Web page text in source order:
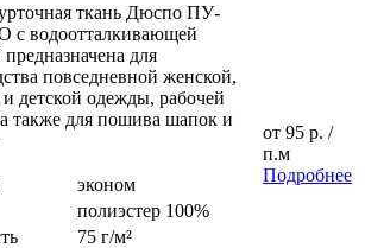
ткань Дюспо ПУ-
с водоотталкивающей
предназначена для
повседневной женской,
детской одежды, рабочей
также для пошива шапок и
эконом
полиэстер 100%
75 г/м²
от 95 р. /
п.м
Подробнее